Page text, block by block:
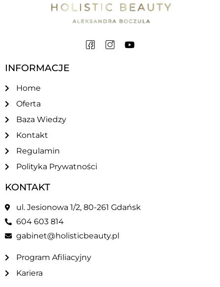
INFORMACJE
Home
Oferta
Baza Wiedzy
Kontakt
Regulamin
Polityka Prywatności
KONTAKT
ul. Jesionowa 1/2, 80-261 Gdańsk
604 603 814
gabinet@holisticbeauty.pl
Program Afiliacyjny
Kariera